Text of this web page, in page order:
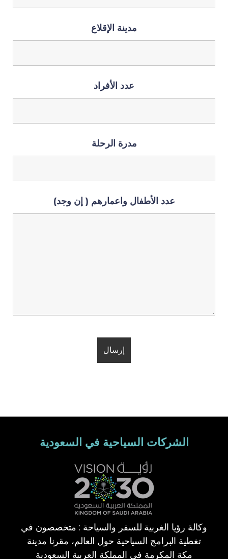
مدينة الإقلاع
عدد الأفراد
مدرة الرحلة
عدد الأطفال واعمارهم ( إن وجد)
الشركات السياحية في السعودية
وكالة رؤيا الغربية للسفر والسياحة : متخصصون في
تغطية البرامج السياحية حول العالم، مقرنا مدينة
مكة المكرمة في المملكة العربية السعودية